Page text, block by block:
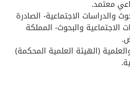
معتمد.
والدراسات الاجتماعية- الصادرة
الاجتماعية والبحوث- المملكة
(الهيئة العلمية المحكمة)